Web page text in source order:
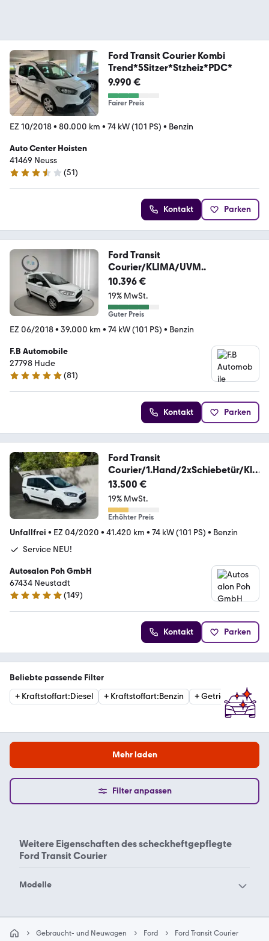
Ford Transit Courier Kombi
Trend*5Sitzer*Stzheiz*PDC*
9.990 €
Fairer Preis
EZ 10/2018• 80.000 km • 74 kW (101 PS) • Benzin
Auto Center Hoisten
41469 Neuss
3.3 Sterne
(51)
Kontakt Parken
Ford Transit
Courier/KLIMA/UVM..
10.396 €
19% MwSt.
Guter Preis
EZ 06/2018• 39.000 km • 74 kW (101 PS) • Benzin
F.B Automobile
27798 Hude
4.8 Sterne
(81)
Kontakt Parken
Ford Transit
Courier/1.Hand/2xSchiebetür/Kli
ma
13.500 €
19% MwSt.
Erhöhter Preis
Unfallfrei • EZ 04/2020 • 41.420 km • 74 kW (101 PS) • Benzin
Service NEU!
Autosalon Poh GmbH
67434 Neustadt
5 Sterne
(149)
Kontakt Parken
Beliebte passende Filter
+ Kraftstoffart:Diesel + Kraftstoffart:Benzin +Getriebe:
Mehr laden
Filter anpassen
Weitere Eigenschaften desscheckheftgepflegte
Ford Transit Courier
Modelle
Gebraucht- und Neuwagen Ford Ford Transit Courier